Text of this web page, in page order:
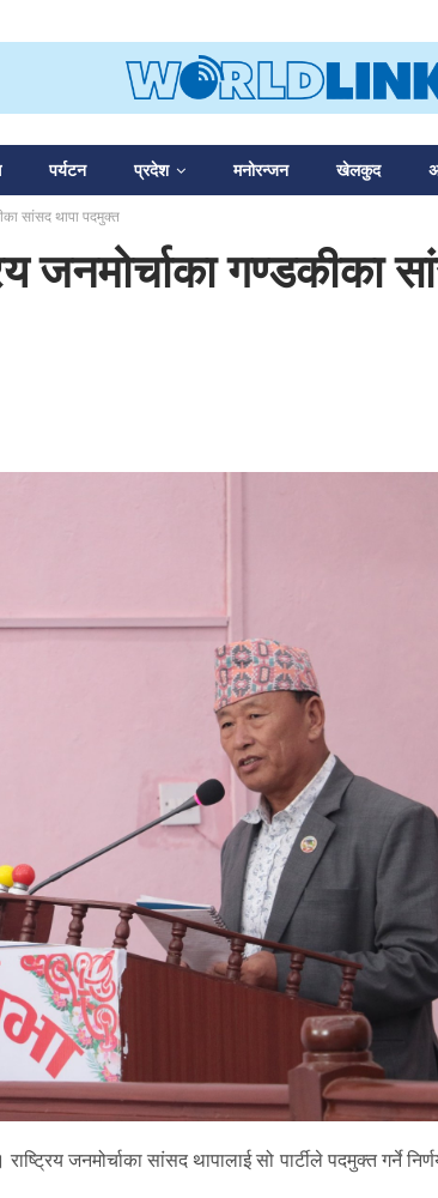
पर्यटन प्रदेश मनोरन्जन खेलकुद
सांसद थापा पदमुक्त
जनमोर्चाका गण्डकीका
जनमोर्चाका सांसद थापालाई सो पार्टीले पदमुक्त गर्ने